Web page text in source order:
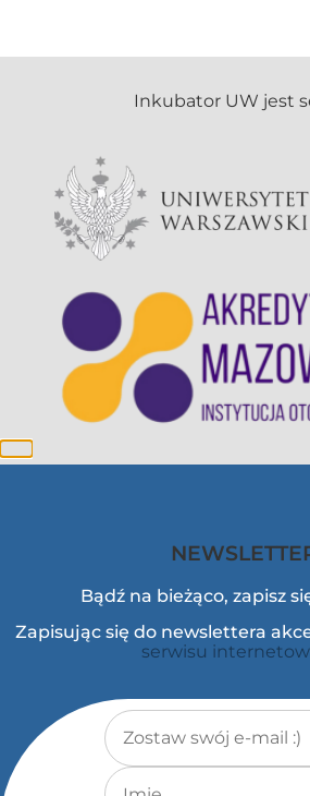
Bądź na bieżąco, zapisz
Zapisując się do newslettera
serwisu
Adres e-mail*
Imię